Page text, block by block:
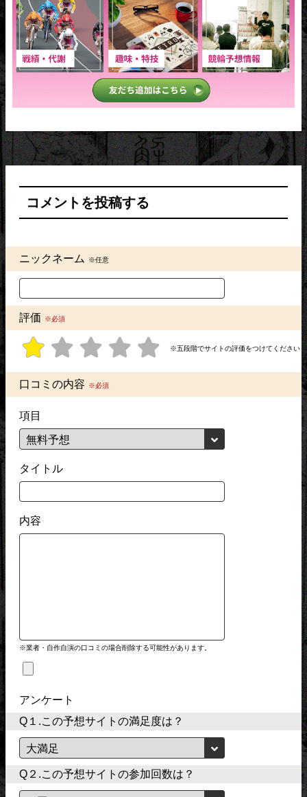
コメントを投稿する
ニックネーム ※任意
評価 ※必須
※五段階でサイトの評価をつけてください
口コミの内容 ※必須
項目
タイトル
内容
※業者・自作自演の口コミの場合削除する可能性があります。
アンケート
Q１.この予想サイトの満足度は？
Q２.この予想サイトの参加回数は？